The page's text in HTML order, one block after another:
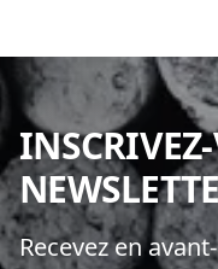
Recevez en